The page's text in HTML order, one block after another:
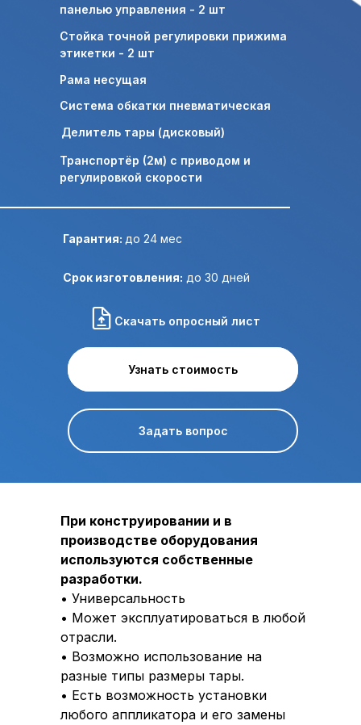
этикетировочного оборудования
Отправить ТЗ на почту:
Скачать опросный лист
Срок изготовления: до 30 дней
панелью управления - 2 шт
Стойка точной регулировки прижима
этикетки - 2 шт
Рама несущая
Гарантия: до 24 мес
Задать вопрос
Узнать стоимость
Узнать стоимость
Транспортёр (2м) с приводом и
регулировкой скорости
Система обкатки пневматическая
Делитель тары (дисковый)
При конструировании и в
производстве оборудования
используются собственные
разработки.
• Универсальность
• Может эксплуатироваться в любой
отрасли.
• Возможно использование на
разные типы размеры тары.
• Есть возможность установки
любого аппликатора и его замены